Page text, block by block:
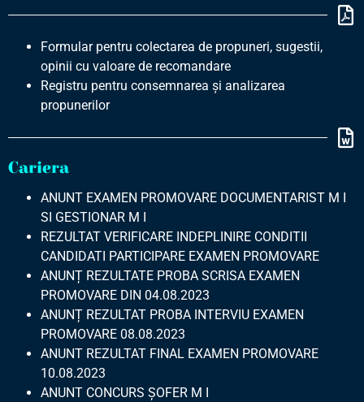
Formular pentru colectarea de propuneri, sugestii,
opinii cu valoare de recomandare
Registru pentru consemnarea şi analizarea
propunerilor
Cariera
ANUNT EXAMEN PROMOVARE DOCUMENTARIST M I
SI GESTIONAR M I
REZULTAT VERIFICARE INDEPLINIRE CONDITII
CANDIDATI PARTICIPARE EXAMEN PROMOVARE
ANUNȚ REZULTATE PROBA SCRISA EXAMEN
PROMOVARE DIN 04.08.2023
ANUNȚ REZULTAT PROBA INTERVIU EXAMEN
PROMOVARE 08.08.2023
ANUNT REZULTAT FINAL EXAMEN PROMOVARE
10.08.2023
ANUNT CONCURS ȘOFER M I